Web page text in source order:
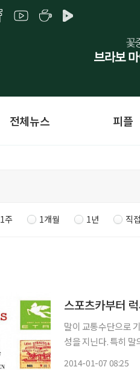
전체뉴스 피플
1주 1개월 1년 직
스포츠카부터
말이 교통수단으로
성을 지닌다. 특히
2014-01-07 08:25